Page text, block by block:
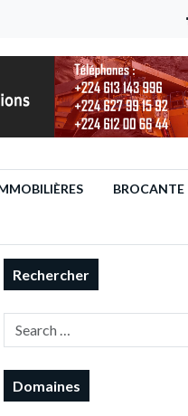
BROCANTE
Rechercher
Domaines